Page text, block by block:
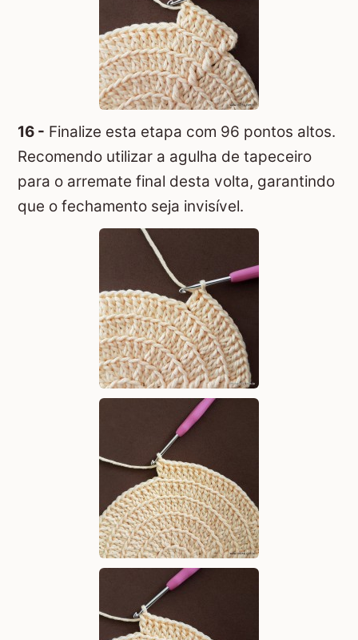
16 - Finalize esta etapa com 96 pontos altos.
Recomendo utilizar a agulha de tapeceiro
para o arremate final desta volta, garantindo
que o fechamento seja invisível.